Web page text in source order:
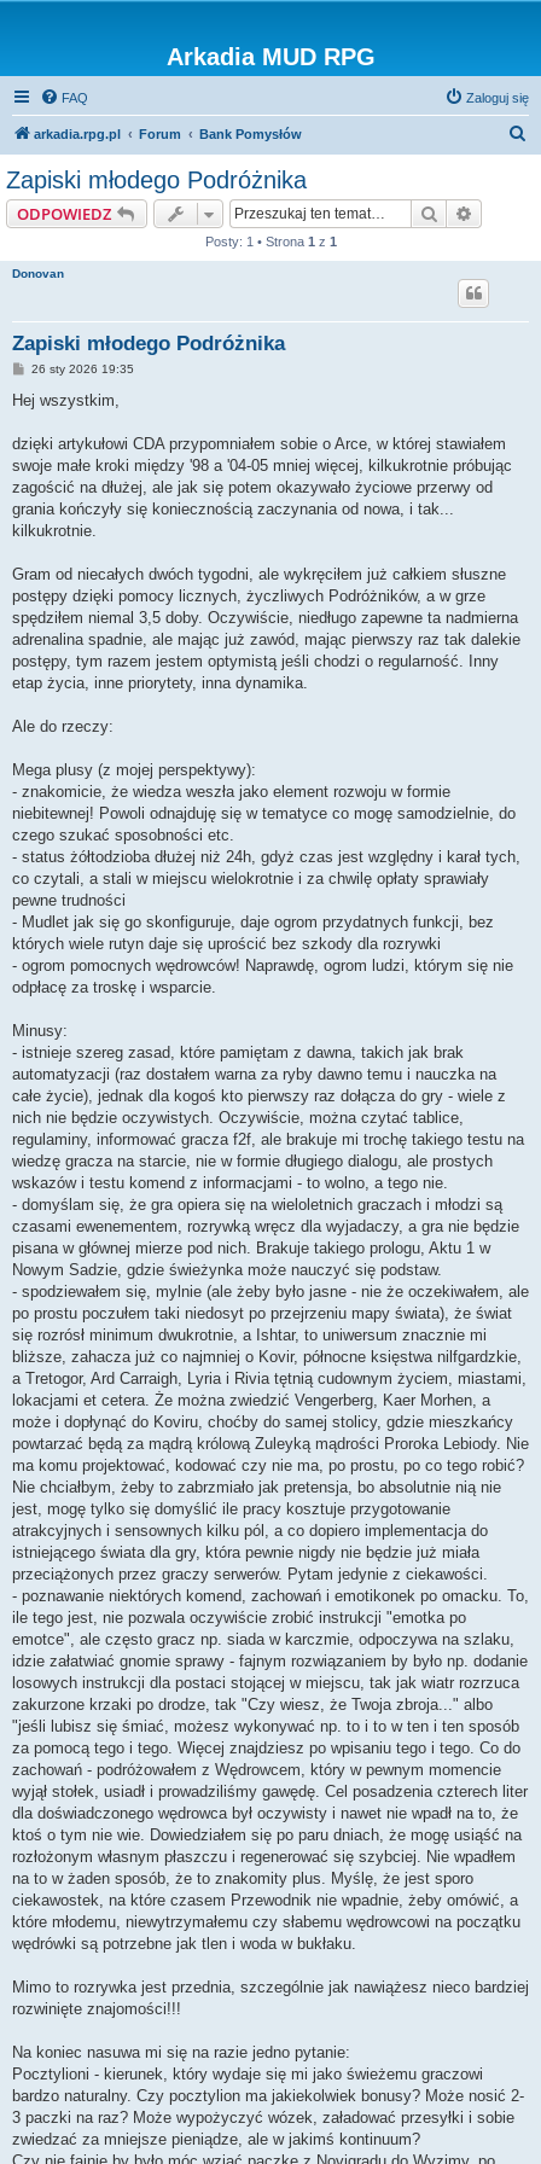
Arkadia MUD RPG
FAQ Zaloguj się
arkadia.rpg.pl Forum Bank Pomysłów
Zapiski młodego Podróżnika
ODPOWIEDZ Szukaj
Posty: 1 • Strona 1 z 1
Donovan
Zapiski młodego Podróżnika
P
s
26 sty 2026 19:35
Hej wszystkim,
dzięki artykułowi CDA przypomniałem sobie o Arce, w której stawiałem
swoje małe kroki między '98 a '04-05 mniej więcej, kilkukrotnie próbując
zagościć na dłużej, ale jak się potem okazywało życiowe przerwy od
grania kończyły się koniecznością zaczynania od nowa, i tak...
kilkukrotnie.
Gram od niecałych dwóch tygodni, ale wykręciłem już całkiem słuszne
postępy dzięki pomocy licznych, życzliwych Podróżników, a w grze
spędziłem niemal 3,5 doby. Oczywiście, niedługo zapewne ta nadmierna
adrenalina spadnie, ale mając już zawód, mając pierwszy raz tak dalekie
postępy, tym razem jestem optymistą jeśli chodzi o regularność. Inny
etap życia, inne priorytety, inna dynamika.
Ale do rzeczy:
Mega plusy (z mojej perspektywy):
- znakomicie, że wiedza weszła jako element rozwoju w formie
niebitewnej! Powoli odnajduję się w tematyce co mogę samodzielnie, do
czego szukać sposobności etc.
- status żółtodzioba dłużej niż 24h, gdyż czas jest względny i karał tych,
co czytali, a stali w miejscu wielokrotnie i za chwilę opłaty sprawiały
pewne trudności
- Mudlet jak się go skonfiguruje, daje ogrom przydatnych funkcji, bez
których wiele rutyn daje się uprościć bez szkody dla rozrywki
- ogrom pomocnych wędrowców! Naprawdę, ogrom ludzi, którym się nie
odpłacę za troskę i wsparcie.
Minusy:
- istnieje szereg zasad, które pamiętam z dawna, takich jak brak
automatyzacji (raz dostałem warna za ryby dawno temu i nauczka na
całe życie), jednak dla kogoś kto pierwszy raz dołącza do gry - wiele z
nich nie będzie oczywistych. Oczywiście, można czytać tablice,
regulaminy, informować gracza f2f, ale brakuje mi trochę takiego testu na
wiedzę gracza na starcie, nie w formie długiego dialogu, ale prostych
wskazów i testu komend z informacjami - to wolno, a tego nie.
- domyślam się, że gra opiera się na wieloletnich graczach i młodzi są
czasami ewenementem, rozrywką wręcz dla wyjadaczy, a gra nie będzie
pisana w głównej mierze pod nich. Brakuje takiego prologu, Aktu 1 w
Nowym Sadzie, gdzie świeżynka może nauczyć się podstaw.
- spodziewałem się, mylnie (ale żeby było jasne - nie że oczekiwałem, ale
po prostu poczułem taki niedosyt po przejrzeniu mapy świata), że świat
się rozrósł minimum dwukrotnie, a Ishtar, to uniwersum znacznie mi
bliższe, zahacza już co najmniej o Kovir, północne księstwa nilfgardzkie,
a Tretogor, Ard Carraigh, Lyria i Rivia tętnią cudownym życiem, miastami,
lokacjami et cetera. Że można zwiedzić Vengerberg, Kaer Morhen, a
może i dopłynąć do Koviru, choćby do samej stolicy, gdzie mieszkańcy
powtarzać będą za mądrą królową Zuleyką mądrości Proroka Lebiody. Nie
ma komu projektować, kodować czy nie ma, po prostu, po co tego robić?
Nie chciałbym, żeby to zabrzmiało jak pretensja, bo absolutnie nią nie
jest, mogę tylko się domyślić ile pracy kosztuje przygotowanie
atrakcyjnych i sensownych kilku pól, a co dopiero implementacja do
istniejącego świata dla gry, która pewnie nigdy nie będzie już miała
przeciążonych przez graczy serwerów. Pytam jedynie z ciekawości.
- poznawanie niektórych komend, zachowań i emotikonek po omacku. To,
ile tego jest, nie pozwala oczywiście zrobić instrukcji "emotka po
emotce", ale często gracz np. siada w karczmie, odpoczywa na szlaku,
idzie załatwiać gnomie sprawy - fajnym rozwiązaniem by było np. dodanie
losowych instrukcji dla postaci stojącej w miejscu, tak jak wiatr rozrzuca
zakurzone krzaki po drodze, tak "Czy wiesz, że Twoja zbroja..." albo
"jeśli lubisz się śmiać, możesz wykonywać np. to i to w ten i ten sposób
za pomocą tego i tego. Więcej znajdziesz po wpisaniu tego i tego. Co do
zachowań - podróżowałem z Wędrowcem, który w pewnym momencie
wyjął stołek, usiadł i prowadziliśmy gawędę. Cel posadzenia czterech liter
dla doświadczonego wędrowca był oczywisty i nawet nie wpadł na to, że
ktoś o tym nie wie. Dowiedziałem się po paru dniach, że mogę usiąść na
rozłożonym własnym płaszczu i regenerować się szybciej. Nie wpadłem
na to w żaden sposób, że to znakomity plus. Myślę, że jest sporo
ciekawostek, na które czasem Przewodnik nie wpadnie, żeby omówić, a
które młodemu, niewytrzymałemu czy słabemu wędrowcowi na początku
wędrówki są potrzebne jak tlen i woda w bukłaku.
Mimo to rozrywka jest przednia, szczególnie jak nawiążesz nieco bardziej
rozwinięte znajomości!!!
Na koniec nasuwa mi się na razie jedno pytanie:
Pocztylioni - kierunek, który wydaje się mi jako świeżemu graczowi
bardzo naturalny. Czy pocztylion ma jakiekolwiek bonusy? Może nosić 2-
3 paczki na raz? Może wypożyczyć wózek, załadować przesyłki i sobie
zwiedzać za mniejsze pieniądze, ale w jakimś kontinuum?